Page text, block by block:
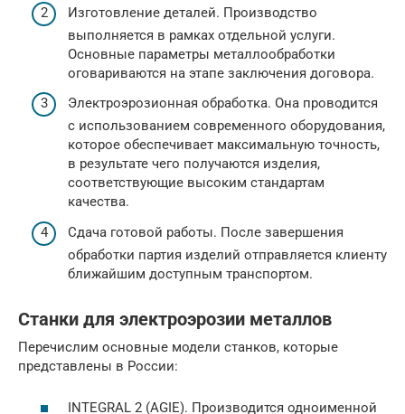
Изготовление деталей. Производство
выполняется в рамках отдельной услуги.
Основные параметры металлообработки
оговариваются на этапе заключения договора.
Электроэрозионная обработка. Она проводится
с использованием современного оборудования,
которое обеспечивает максимальную точность,
в результате чего получаются изделия,
соответствующие высоким стандартам
качества.
Сдача готовой работы. После завершения
обработки партия изделий отправляется клиенту
ближайшим доступным транспортом.
Станки для электроэрозии металлов
Перечислим основные модели станков, которые
представлены в России:
INTEGRAL 2 (AGIE). Производится одноименной